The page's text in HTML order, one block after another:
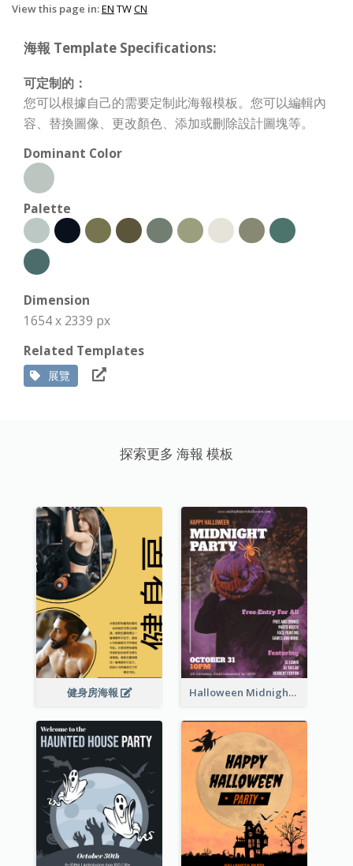
View this page in:EN TWCN
海報 Template Specifications:
可定制的：
您可以根據自己的需要定制此海報模板。您可以編輯內
容、替換圖像、更改顏色、添加或刪除設計圖塊等。
Dominant Color
Palette
Dimension
1654 x 2339 px
Related Templates
展覽
探索更多 海報 模板
健身房海報 Halloween Midnight Party Poster